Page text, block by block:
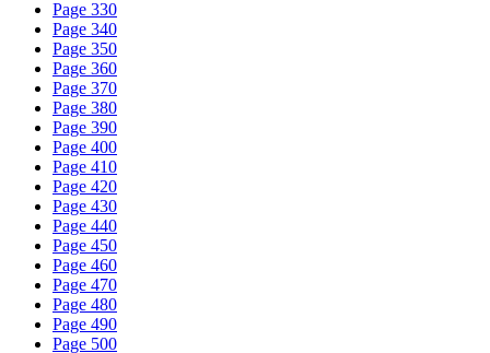
Page 330
Page 340
Page 350
Page 360
Page 370
Page 380
Page 390
Page 400
Page 410
Page 420
Page 430
Page 440
Page 450
Page 460
Page 470
Page 480
Page 490
Page 500